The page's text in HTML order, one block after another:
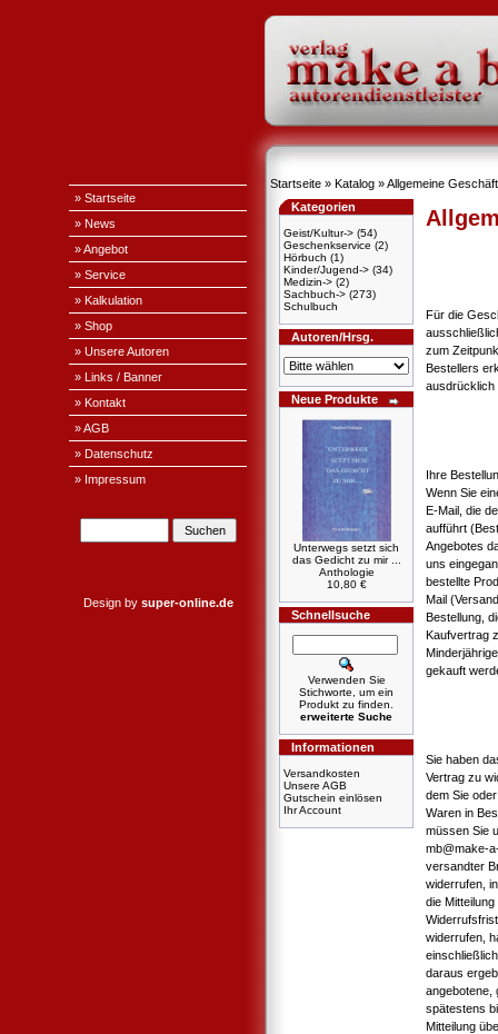
» Startseite
» News
» Angebot
» Service
» Kalkulation
» Shop
» Unsere Autoren
» Links / Banner
» Kontakt
» AGB
» Datenschutz
» Impressum
Design by super-online.de
Startseite » Katalog »Allgemeine
Kategorien
Geist/Kultur-> (54)
Geschenkservice (2)
Hörbuch (1)
Kinder/Jugend-> (34)
Medizin-> (2)
Sachbuch-> (273)
Schulbuch
Autoren/Hrsg.
Neue Produkte
Unterwegs setzt sich
das Gedicht zu mir ...
Anthologie
10,80 €
Schnellsuche
Verwenden Sie
Stichworte, um ein
Produkt zu finden.
erweiterte Suche
Informationen
Versandkosten
Unsere AGB
Gutschein einlösen
Ihr Account
Für die
zum
Bestellers
ausdrücklich
Ihre
Wenn Sie
E-Mail, die
aufführt
Angebotes
uns
bestellte
Mail
Bestellung,
Kaufvertrag
gekauft
Sie haben
Vertrag zu
dem Sie
Waren in
müssen Sie
mb@make-
versandter
widerrufen,
die
widerrufen,
daraus
angebotene,
spätestens
Mitteilung